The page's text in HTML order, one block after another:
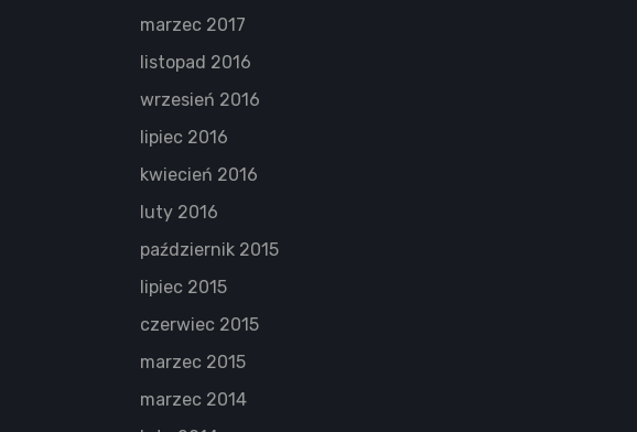
marzec 2017
listopad 2016
wrzesień 2016
lipiec 2016
kwiecień 2016
luty 2016
październik 2015
lipiec 2015
czerwiec 2015
marzec 2015
marzec 2014